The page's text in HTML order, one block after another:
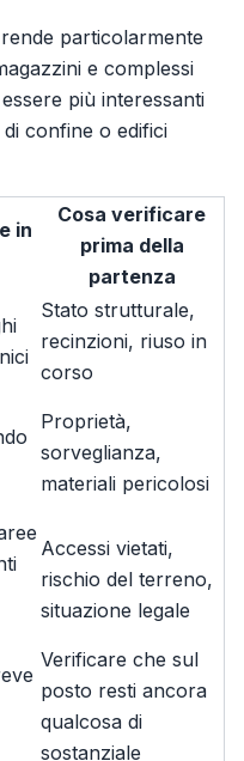
particolarmente
e complessi
più interessanti
confine o edifici
in
Cosa verificare
prima della
partenza
Stato strutturale,
recinzioni, riuso in
corso
Proprietà,
sorveglianza,
materiali pericolosi
Accessi vietati,
rischio del terreno,
situazione legale
Verificare che sul
posto resti ancora
qualcosa di
sostanziale